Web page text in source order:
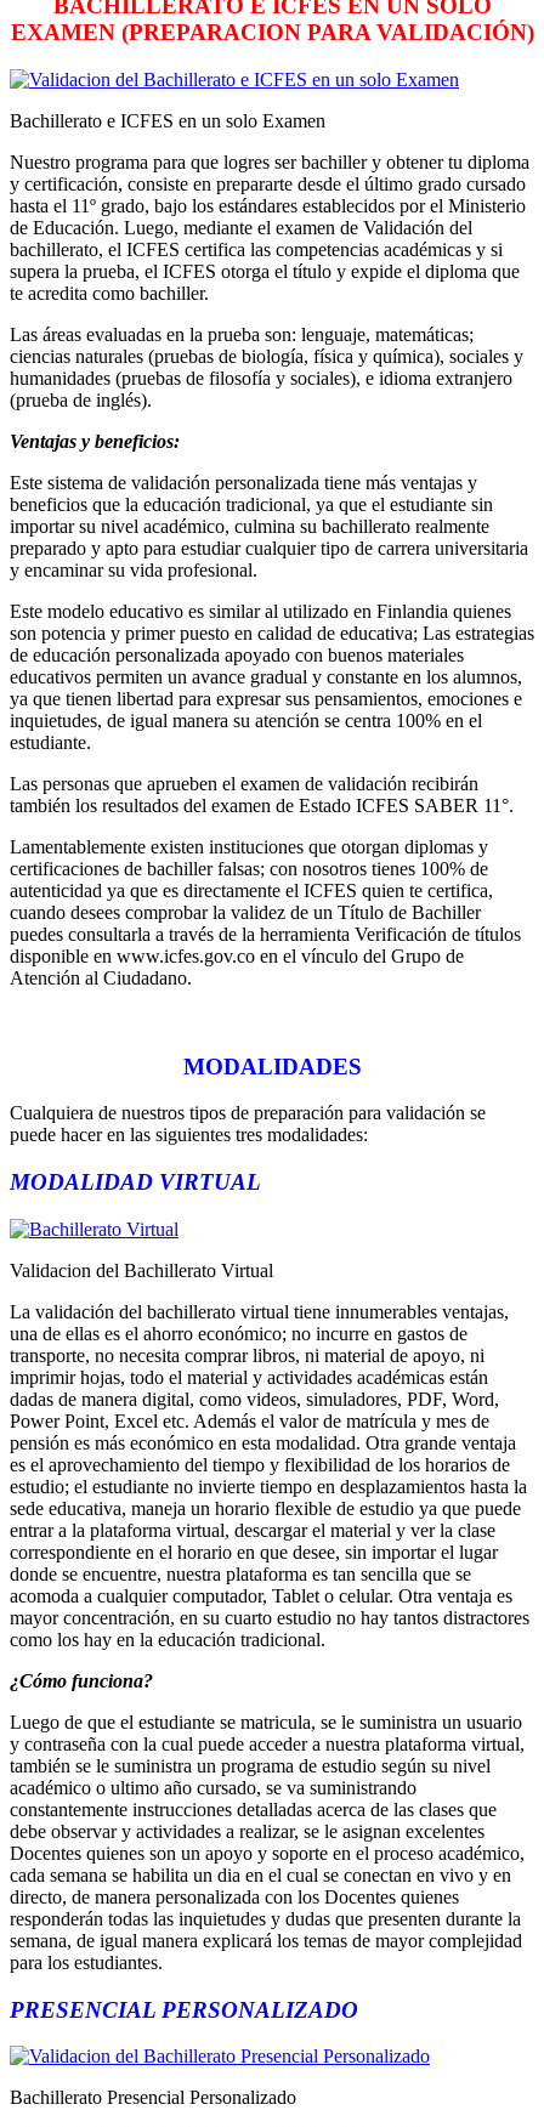
BACHILLERATO E ICFES EN UN SOLO
EXAMEN (PREPARACION PARA VALIDACIÓN)
Bachillerato e ICFES en un solo Examen
Nuestro programa para que logres ser bachiller y obtener tu diploma
y certificación, consiste en prepararte desde el último grado cursado
hasta el 11º grado, bajo los estándares establecidos por el Ministerio
de Educación. Luego, mediante el examen de Validación del
bachillerato, el ICFES certifica las competencias académicas y si
supera la prueba, el ICFES otorga el título y expide el diploma que
te acredita como bachiller.
Las áreas evaluadas en la prueba son: lenguaje, matemáticas;
ciencias naturales (pruebas de biología, física y química), sociales y
humanidades (pruebas de filosofía y sociales), e idioma extranjero
(prueba de inglés).
Ventajas y beneficios:
Este sistema de validación personalizada tiene más ventajas y
beneficios que la educación tradicional, ya que el estudiante sin
importar su nivel académico, culmina su bachillerato realmente
preparado y apto para estudiar cualquier tipo de carrera universitaria
y encaminar su vida profesional.
Este modelo educativo es similar al utilizado en Finlandia quienes
son potencia y primer puesto en calidad de educativa; Las estrategias
de educación personalizada apoyado con buenos materiales
educativos permiten un avance gradual y constante en los alumnos,
ya que tienen libertad para expresar sus pensamientos, emociones e
inquietudes, de igual manera su atención se centra 100% en el
estudiante.
Las personas que aprueben el examen de validación recibirán
también los resultados del examen de Estado ICFES SABER 11°.
Lamentablemente existen instituciones que otorgan diplomas y
certificaciones de bachiller falsas; con nosotros tienes 100% de
autenticidad ya que es directamente el ICFES quien te certifica,
cuando desees comprobar la validez de un Título de Bachiller
puedes consultarla a través de la herramienta Verificación de títulos
disponible en www.icfes.gov.co en el vínculo del Grupo de
Atención al Ciudadano.
MODALIDADES
Cualquiera de nuestros tipos de preparación para validación se
puede hacer en las siguientes tres modalidades:
MODALIDAD VIRTUAL
Validacion del Bachillerato Virtual
La validación del bachillerato virtual tiene innumerables ventajas,
una de ellas es el ahorro económico; no incurre en gastos de
transporte, no necesita comprar libros, ni material de apoyo, ni
imprimir hojas, todo el material y actividades académicas están
dadas de manera digital, como videos, simuladores, PDF, Word,
Power Point, Excel etc. Además el valor de matrícula y mes de
pensión es más económico en esta modalidad. Otra grande ventaja
es el aprovechamiento del tiempo y flexibilidad de los horarios de
estudio; el estudiante no invierte tiempo en desplazamientos hasta la
sede educativa, maneja un horario flexible de estudio ya que puede
entrar a la plataforma virtual, descargar el material y ver la clase
correspondiente en el horario en que desee, sin importar el lugar
donde se encuentre, nuestra plataforma es tan sencilla que se
acomoda a cualquier computador, Tablet o celular. Otra ventaja es
mayor concentración, en su cuarto estudio no hay tantos distractores
como los hay en la educación tradicional.
¿Cómo funciona?
Luego de que el estudiante se matricula, se le suministra un usuario
y contraseña con la cual puede acceder a nuestra plataforma virtual,
también se le suministra un programa de estudio según su nivel
académico o ultimo año cursado, se va suministrando
constantemente instrucciones detalladas acerca de las clases que
debe observar y actividades a realizar, se le asignan excelentes
Docentes quienes son un apoyo y soporte en el proceso académico,
cada semana se habilita un dia en el cual se conectan en vivo y en
directo, de manera personalizada con los Docentes quienes
responderán todas las inquietudes y dudas que presenten durante la
semana, de igual manera explicará los temas de mayor complejidad
para los estudiantes.
PRESENCIAL PERSONALIZADO
Bachillerato Presencial Personalizado